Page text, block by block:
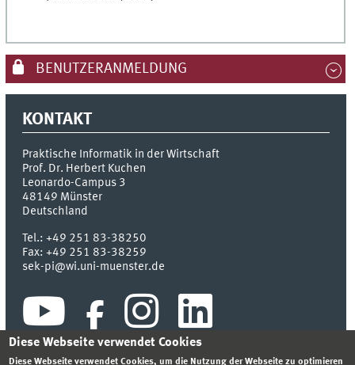
BENUTZERANMELDUNG
KONTAKT
Praktische Informatik in der Wirtschaft
Prof. Dr. Herbert Kuchen
Leonardo-Campus 3
48149 Münster
Deutschland
Tel.:+49 251 83-38250
Fax:+49 251 83-38259
sek-pi@wi.uni-muenster.de
Diese Webseite verwendet Cookies
Diese Webseite verwendet Cookies, um die Nutzung der Webseite zu optimieren